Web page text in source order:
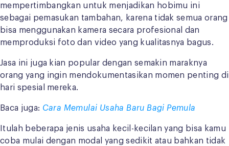
mempertimbangkan untuk menjadikan hobimu ini
sebagai pemasukan tambahan, karena tidak semua orang
bisa menggunakan kamera secara profesional dan
memproduksi foto dan video yang kualitasnya bagus.
Jasa ini juga kian popular dengan semakin maraknya
orang yang ingin mendokumentasikan momen penting di
hari spesial mereka.
Baca juga: Cara Memulai Usaha Baru Bagi Pemula
Itulah beberapa jenis usaha kecil-kecilan yang bisa kamu
coba mulai dengan modal yang sedikit atau bahkan tidak